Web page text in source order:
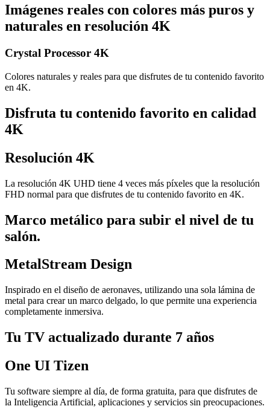
Imágenes reales con colores más puros y
naturales en resolución 4K
Crystal Processor 4K
Colores naturales y reales para que disfrutes de tu contenido favorito
en 4K.
Disfruta tu contenido favorito en calidad
4K
Resolución 4K
La resolución 4K UHD tiene 4 veces más píxeles que la resolución
FHD normal para que disfrutes de tu contenido favorito en 4K.
Marco metálico para subir el nivel de tu
salón.
MetalStream Design
Inspirado en el diseño de aeronaves, utilizando una sola lámina de
metal para crear un marco delgado, lo que permite una experiencia
completamente inmersiva.
Tu TV actualizado durante 7 años
One UI Tizen
Tu software siempre al día, de forma gratuita, para que disfrutes de
la Inteligencia Artificial, aplicaciones y servicios sin preocupaciones.